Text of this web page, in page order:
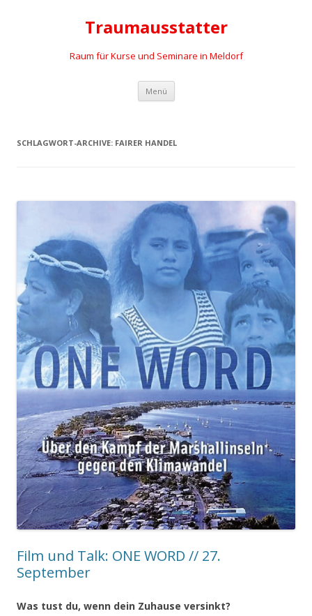
Traumausstatter
Raum für Kurse und Seminare in Meldorf
Menü Springe
Inhalt
SCHLAGWORT-ARCHIVE: FAIRER HANDEL
Film und Talk: ONE WORD // 27.
September
Was tust du, wenn dein Zuhause versinkt?